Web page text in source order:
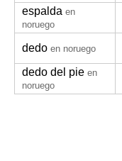
espalda en
noruego
dedo en noruego
dedo del pie en
noruego